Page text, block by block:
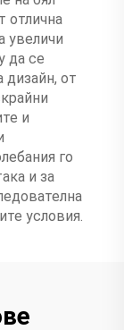
отлична
увеличи
да се
дизайн, от
и
го
и за
условия.